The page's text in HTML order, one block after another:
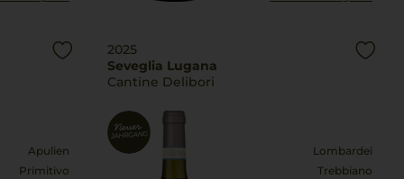
Apulien
Primitivo
2025
Seveglia Lugana
Cantine Delibori
Lombardei
Trebbiano